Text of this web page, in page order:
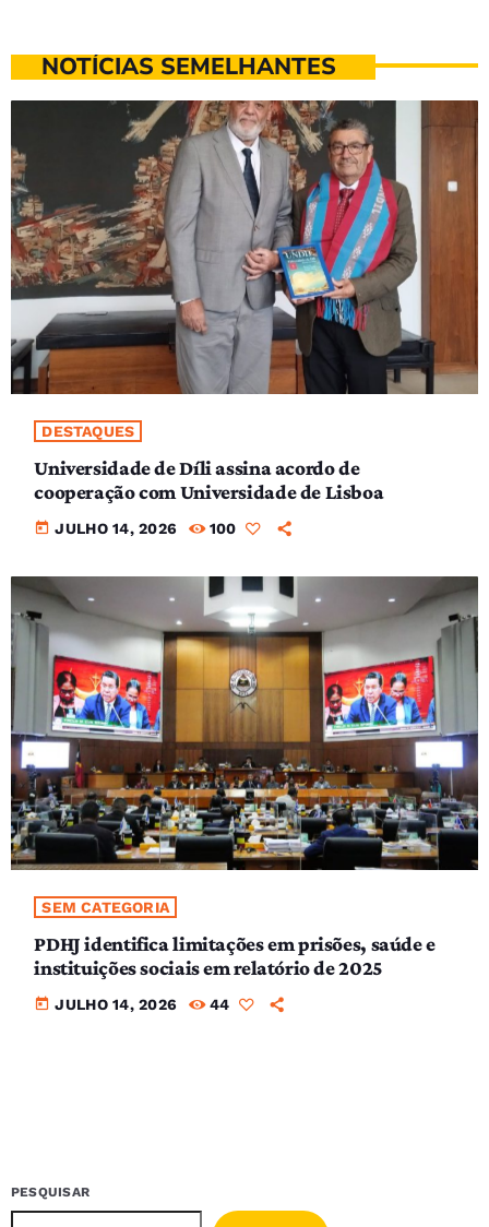
NOTÍCIAS SEMELHANTES
DESTAQUES
Universidade de Díli assina acordo de
cooperação com Universidade de Lisboa
today JULHO 14, 2026 100
SEM CATEGORIA
PDHJ identifica limitações em prisões, saúde e
instituições sociais em relatório de 2025
today JULHO 14, 2026 44
PESQUISAR